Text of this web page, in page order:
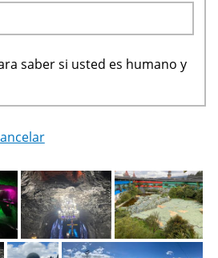
saber si usted es humano y